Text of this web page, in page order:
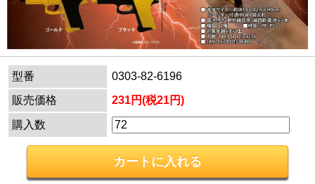
型番
0303-82-6196
販売価格
231円(税21円)
購入数